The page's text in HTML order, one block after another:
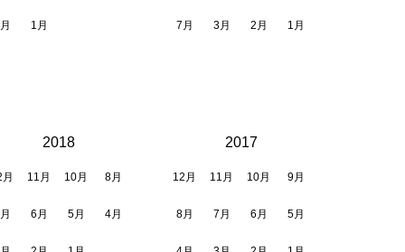
1月 7月 3月 2月 1月
2018
11月 10月 8月
6月 5月 4月
2017
12月 11月 10月 9月
8月 7月 6月 5月